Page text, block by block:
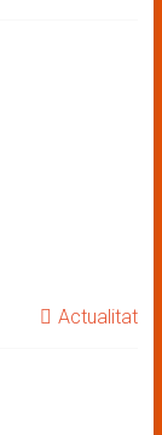
Actualitat